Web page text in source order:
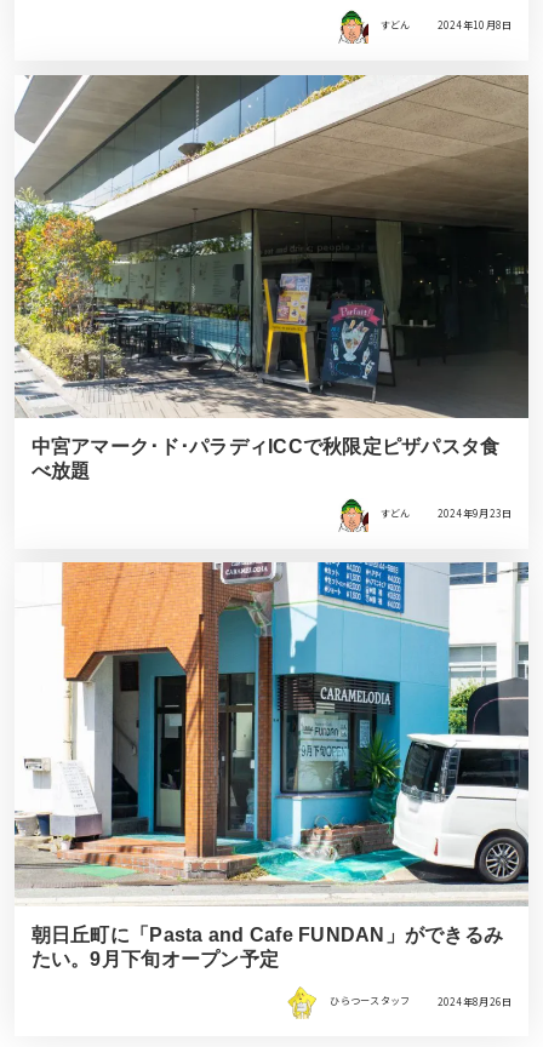
すどん 2024年10月8日
中宮アマーク･ド･パラディICCで秋限定ピザパスタ食
べ放題
すどん 2024年9月23日
朝日丘町に「Pasta and Cafe FUNDAN」ができるみ
たい。9月下旬オープン予定
ひらつースタッフ 2024年8月26日